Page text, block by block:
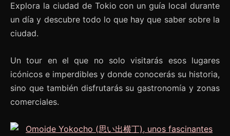
Explora la ciudad de Tokio con un guía local durante
un día y descubre todo lo que hay que saber sobre la
ciudad.
Un tour en el que no solo visitarás esos lugares
icónicos e imperdibles y donde conocerás su historia,
sino que también disfrutarás su gastronomía y zonas
comerciales.